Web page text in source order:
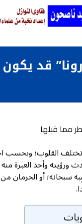
قد
القلوب؛ وبحسب
ورؤيته وأخذ العبرة
سبحانه؛ أو الحرمان